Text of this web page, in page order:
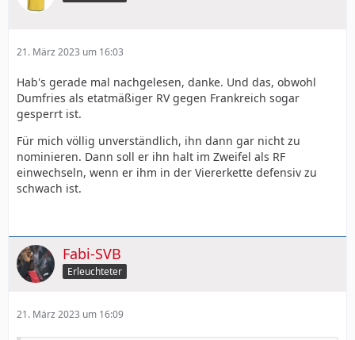
21. März 2023 um 16:03
Hab's gerade mal nachgelesen, danke. Und das, obwohl
Dumfries als etatmäßiger RV gegen Frankreich sogar
gesperrt ist.
Für mich völlig unverständlich, ihn dann gar nicht zu
nominieren. Dann soll er ihn halt im Zweifel als RF
einwechseln, wenn er ihm in der Viererkette defensiv zu
schwach ist.
Fabi-SVB
Erleuchteter
21. März 2023 um 16:09